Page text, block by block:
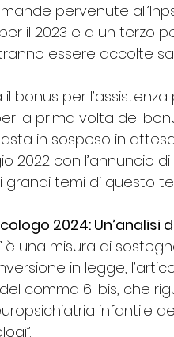
pervenute
il 2023 e a un terzo
essere accolte
bonus per
la prima volta del
in sospeso in
2022 con l’annuncio
temi di questo
2024:
è una misura di
in legge,
comma 6-bis, che
infantile